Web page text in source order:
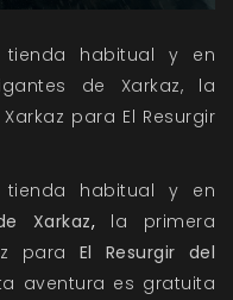
habitual y en
de Xarkaz, la
para El Resurgir
habitual y en
Xarkaz, la primera
para
El Resurgir del
aventura es gratuita